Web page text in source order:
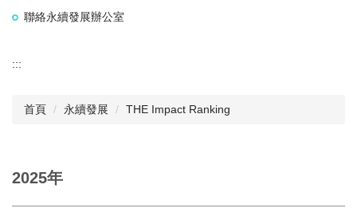
聯絡永續發展辦公室
:::
首頁 永續發展 THE Impact Ranking
2025年